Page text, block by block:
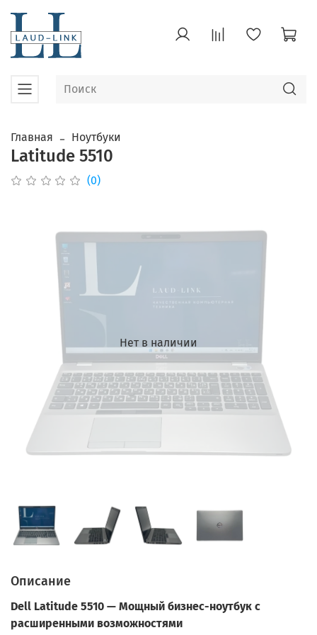
Главная Ноутбуки
Latitude 5510
(0)
Нет в наличии
Описание
Dell Latitude 5510 — Мощный бизнес-ноутбук с
расширенными возможностями